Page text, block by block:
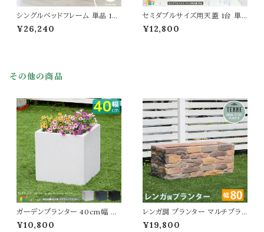
シングルベッドフレーム 単品 10
3cm幅 ホワイト ゴールド 白 ス
チールフレーム シングルサイズベ
夏 秋 冬 ベッドフレーム シングル
¥26,240
セミダブルサイズ用天蓋 1台 単
品 123cm幅 ホワイト ゴールド
白 ベッド用天蓋 セミダブルサイ
¥12,800
その他の商品
ガーデンプランター 40cm幅 正
方形 ブラック グレー ホワイト 黒
灰色 白 四角形 プランター コン
¥10,800
レンガ調 プランター マルチブラ
ウン 茶色 植木鉢 82cm幅 鉢植
え 水抜き穴付き 幅82cm 奥行3
¥19,800